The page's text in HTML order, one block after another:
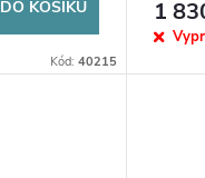
DO KOŠÍKU
Kód:40215
1